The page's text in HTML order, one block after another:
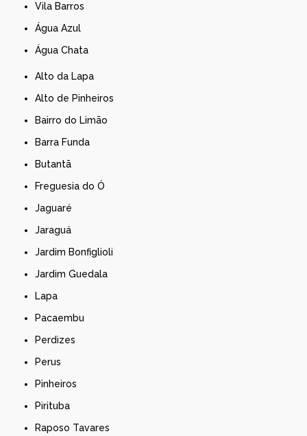
Vila Barros
Água Azul
Água Chata
Alto da Lapa
Alto de Pinheiros
Bairro do Limão
Barra Funda
Butantã
Freguesia do Ó
Jaguaré
Jaraguá
Jardim Bonfiglioli
Jardim Guedala
Lapa
Pacaembu
Perdizes
Perus
Pinheiros
Pirituba
Raposo Tavares